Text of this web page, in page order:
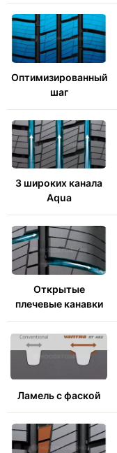
Оптимизированный
шаг
3 широких канала
Aqua
Открытые
плечевые канавки
Ламель с фаской